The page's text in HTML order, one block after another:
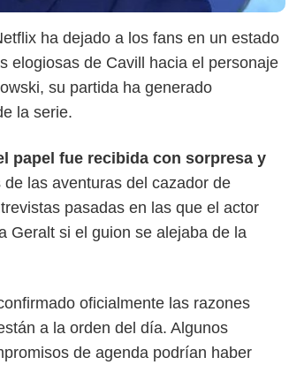
ha dejado a los fans en un estado
elogiosas de Cavill hacia el personaje
su partida ha generado
la serie.
papel fue recibida con sorpresa y
las aventuras del cazador de
pasadas en las que el actor
Geralt si el guion se alejaba de la
oficialmente las razones
a la orden del día. Algunos
de agenda podrían haber